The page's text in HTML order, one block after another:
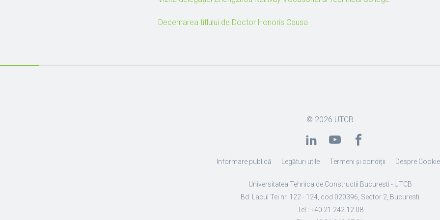
Decernarea titlului de Doctor Honoris Causa
© 2026 UTCB
Informare publică Legături utile Termeni și condiții Despre
Universitatea Tehnica de Constructii Bucuresti - UTCB
Bd. Lacul Tei nr. 122 - 124, cod 020396, Sector 2, Bucuresti
Tel.: +40 21 242.12.08